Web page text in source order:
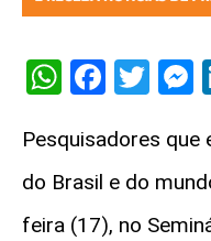
Pesquisadores
do Brasil e do
feira (17), no